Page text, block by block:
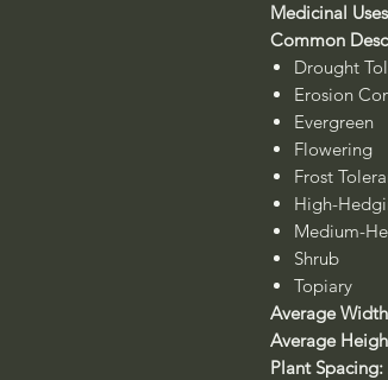
Medicinal
Common
Drought
Erosion
Evergreen
Flowering
Frost
High-
Medium-
Shrub
Topiary
Average
Average
Plant Spacing: